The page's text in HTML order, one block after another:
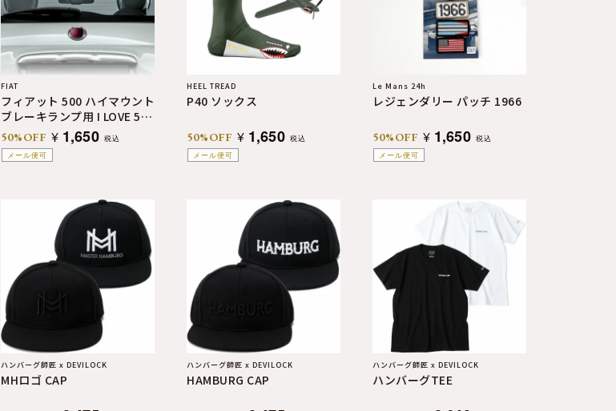
メール便可
FIAT
フィアット 500 ハイマウント
ブレーキランプ用 I LOVE 500
ロゴステッカー
50%OFF ¥ 1,650 税込
メール便可
HEEL TREAD
P40 ソックス
50%OFF ¥ 1,650 税込
メール便可
Le Mans 24h
レジェンダリー パッチ 1966
50%OFF ¥ 1,650 税込
ハンバーグ師匠 x DEVILOCK
MHロゴ CAP
ハンバーグ師匠 x DEVILOCK
HAMBURG CAP
ハンバーグ師匠 x DEVILOCK
ハンバーグTEE